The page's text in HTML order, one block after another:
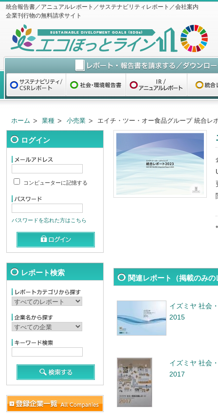
統合報告書／アニュアルレポート／サステナビリティレポート／会社案内
企業刊行物の無料請求サイト
ホーム 業種 小売業 エイチ・ツー・オー食品グループ 統合レ
ログイン
コンピューターに記憶する
パスワードを忘れた方はこちら
レポート検索
*
関連レポート（掲載のみ
イズミヤ 社会
2015
イズミヤ 社会
2017